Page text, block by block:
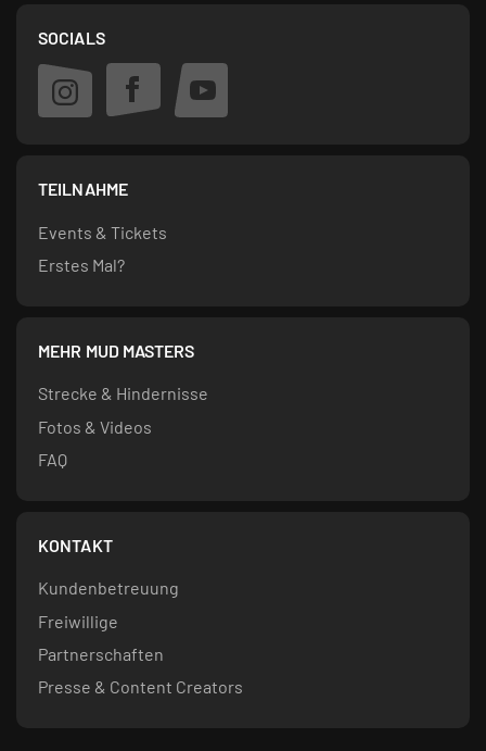
TEILNAHME
Events & Tickets
Erstes Mal?
MEHR MUD MASTERS
Strecke & Hindernisse
Fotos & Videos
FAQ
KONTAKT
Kundenbetreuung
Freiwillige
Partnerschaften
Presse & Content Creators
SOCIALS